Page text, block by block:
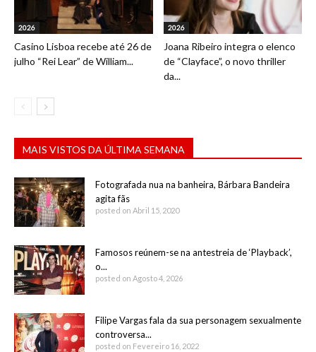
2026
Casino Lisboa recebe até 26 de
julho “Rei Lear” de William...
2026
Joana Ribeiro integra o elenco
de “Clayface”, o novo thriller
da...
MAIS VISTOS DA ÚLTIMA SEMANA
Fotografada nua na banheira, Bárbara Bandeira
agita fãs
posted on Abril 15, 2020
Famosos reúnem-se na antestreia de ‘Playback’,
o...
posted on Agosto 4, 2026
Filipe Vargas fala da sua personagem sexualmente
controversa...
posted on Fevereiro 16, 2022